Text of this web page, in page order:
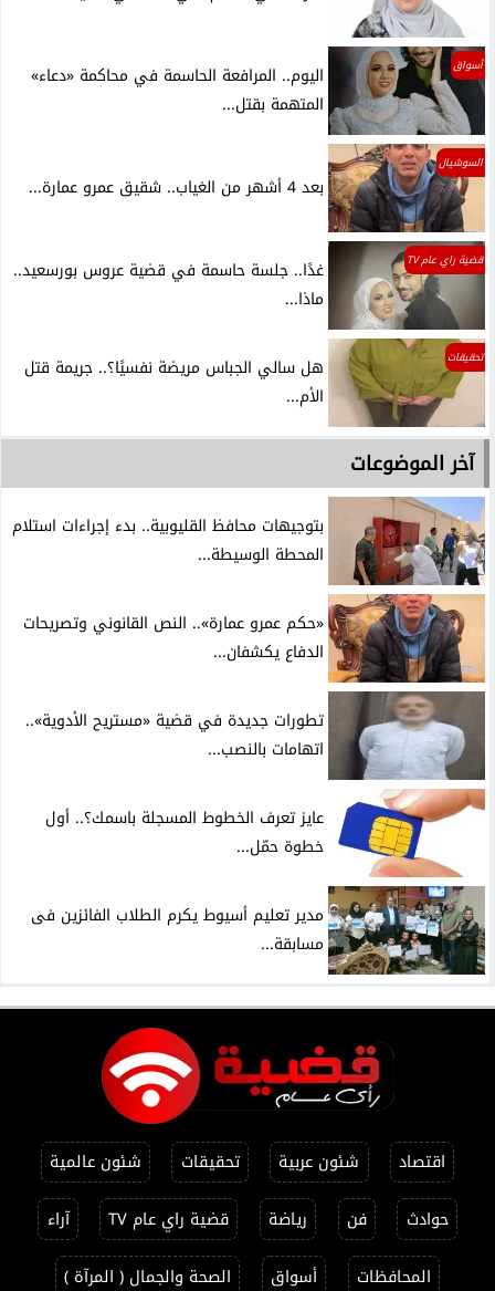
أسواق
اليوم.. المرافعة الحاسمة في محاكمة «دعاء»
المتهمة بقتل...
السوشيال
بعد 4 أشهر من الغياب.. شقيق عمرو عمارة...
قضية راي عام TV
غدًا.. جلسة حاسمة في قضية عروس بورسعيد..
ماذا...
تحقيقات
هل سالي الجباس مريضة نفسيًا؟.. جريمة قتل
الأم...
آخر الموضوعات
بتوجيهات محافظ القليوبية.. بدء إجراءات استلام
المحطة الوسيطة...
«حكم عمرو عمارة».. النص القانوني وتصريحات
الدفاع يكشفان...
تطورات جديدة في قضية «مستريح الأدوية»..
اتهامات بالنصب...
عايز تعرف الخطوط المسجلة باسمك؟.. أول
خطوة حمّل...
مدير تعليم أسيوط يكرم الطلاب الفائزين فى
مسابقة...
اقتصاد شئون عربية تحقيقات
شئون عالمية
حوادث
فن رياضة قضية راي عام TV
آراء
المحافظات
أسواق الصحة والجمال ( المرآة )